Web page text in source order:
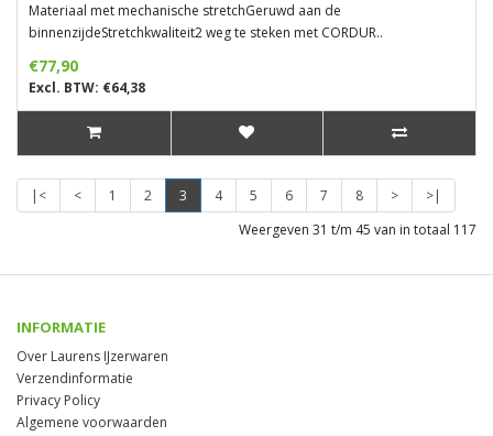
Materiaal met mechanische stretchGeruwd aan de
binnenzijdeStretchkwaliteit2 weg te steken met CORDUR..
€77,90
Excl. BTW: €64,38
|< < 1 2 3 4 5 6 7 8 >
>|
Weergeven 31 t/m 45 van in totaal 117
INFORMATIE
Over Laurens IJzerwaren
Verzendinformatie
Privacy Policy
Algemene voorwaarden